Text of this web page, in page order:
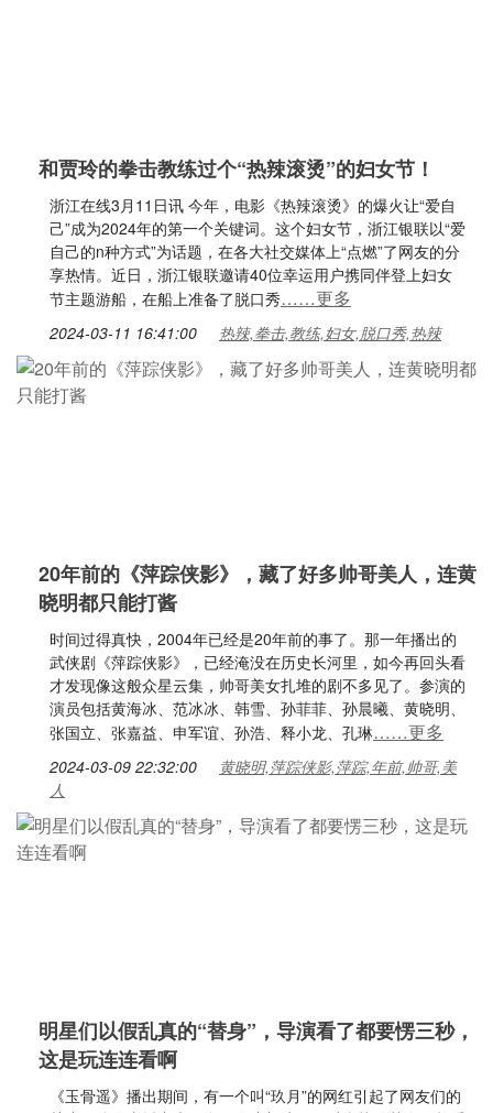
和贾玲的拳击教练过个“热辣滚烫”的妇女节！
浙江在线3月11日讯 今年，电影《热辣滚烫》的爆火让“爱自
己”成为2024年的第一个关键词。这个妇女节，浙江银联以“爱
自己的n种方式”为话题，在各大社交媒体上“点燃”了网友的分
享热情。近日，浙江银联邀请40位幸运用户携同伴登上妇女
节主题游船，在船上准备了脱口秀……更多
2024-03-11 16:41:00 热辣,拳击,教练,妇女,脱口秀,热辣
20年前的《萍踪侠影》，藏了好多帅哥美人，连黄
晓明都只能打酱
时间过得真快，2004年已经是20年前的事了。那一年播出的
武侠剧《萍踪侠影》，已经淹没在历史长河里，如今再回头看
才发现像这般众星云集，帅哥美女扎堆的剧不多见了。参演的
演员包括黄海冰、范冰冰、韩雪、孙菲菲、孙晨曦、黄晓明、
张国立、张嘉益、申军谊、孙浩、释小龙、孔琳……更多
2024-03-09 22:32:00
黄晓明,萍踪侠影,萍踪,年前,帅哥,美
人
明星们以假乱真的“替身”，导演看了都要愣三秒，
这是玩连连看啊
《玉骨遥》播出期间，有一个叫“玖月”的网红引起了网友们的